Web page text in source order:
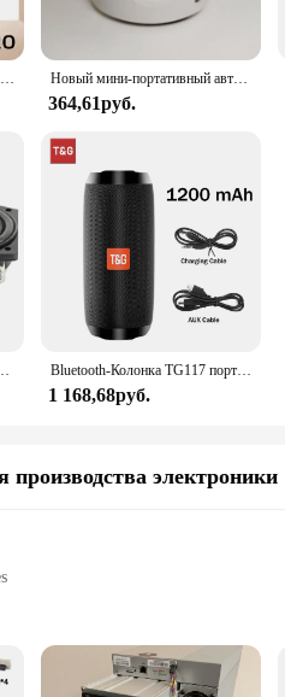
Портативный беспроводной Bluetooth-Динамик Lenovo K3pro, стерео объемный металлический водонепроницаемый переносной оригинальный Новый мини-портативный автомобильный аудио A9 Dazzling Crack светодиодный беспроводной Bluetooth 4.1 сабвуфер динамик TF карта
364,61руб.
дюйма сабвуфер DIY BT громкоговоритель Bluetooth домашний кинотеатр Bluetooth-Колонка TG117 портативная Водонепроницаемая с поддержкой TF-радио
1 168,68руб.
производства электроники
processing